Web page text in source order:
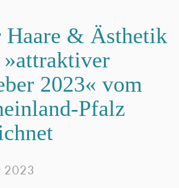
& Ästhetik
2023« vom
Pfalz
2023